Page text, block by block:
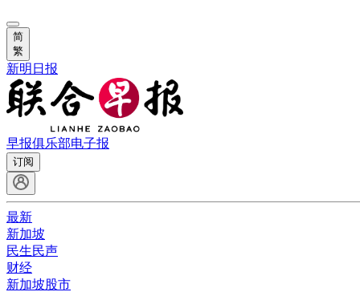
简
繁
新明日报
早报俱乐部电子报
订阅
最新
新加坡
民生民声
财经
新加坡股市